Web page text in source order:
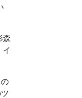
森
イ